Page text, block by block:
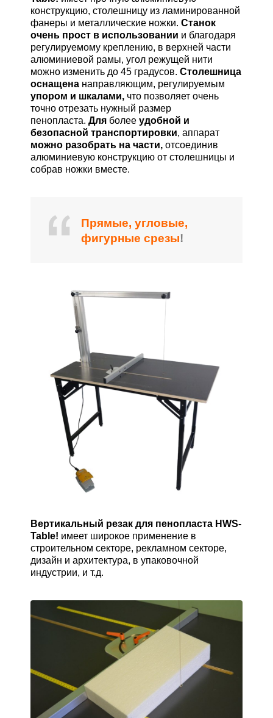
конструкцию, столешницу из ламинированной
фанеры и металлические ножки. Станок
очень прост в использовании и благодаря
регулируемому креплению, в верхней части
алюминиевой рамы, угол режущей нити
можно изменить до 45 градусов. Столешница
оснащена направляющим, регулируемым
упором и шкалами, что позволяет очень
точно отрезать нужный размер
пенопласта. Для более удобной и
безопасной транспортировки, аппарат
можно разобрать на части, отсоединив
алюминиевую конструкцию от столешницы и
собрав ножки вместе.
Прямые, угловые,
фигурные срезы!
Вертикальный резак для пенопласта HWS-
Table! имеет широкое применение в
строительном секторе, рекламном секторе,
дизайн и архитектура, в упаковочной
индустрии, и т.д.